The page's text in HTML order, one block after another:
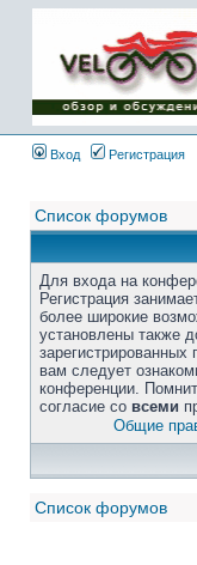
Вход Регистрация
Список форумов
Для входа на
Регистрация
более широкие
установлены также
вам следует
конференции.
согласие со всеми
Общие
Список форумов